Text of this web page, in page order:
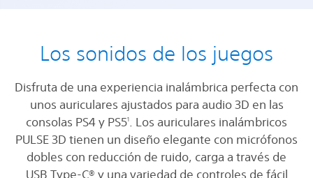
Los sonidos de los juegos
Disfruta de una experiencia inalámbrica perfecta con
unos auriculares ajustados para audio 3D en las
consolas PS4 y PS51
. Los auriculares inalámbricos
PULSE 3D tienen un diseño elegante con micrófonos
dobles con reducción de ruido, carga a través de
USB Type-C® y una variedad de controles de fácil